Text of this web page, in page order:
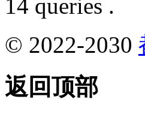
14 queries .
© 2022-2030
返回顶部